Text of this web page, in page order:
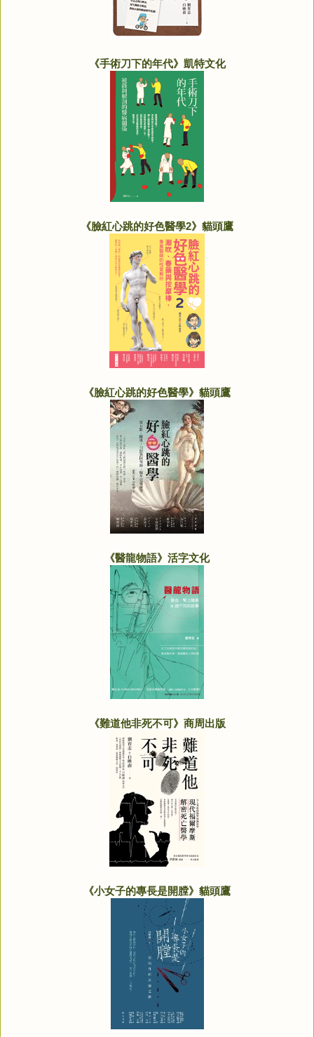
《手術刀下的年代》凱特文化
《臉紅心跳的好色醫學2》貓頭鷹
《臉紅心跳的好色醫學》貓頭鷹
《醫龍物語》活字文化
《難道他非死不可》商周出版
《小女子的專長是開膛》貓頭鷹